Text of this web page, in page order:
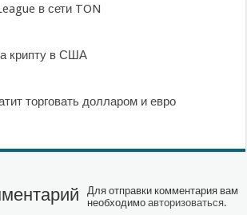
в сети TON
крипту в США
торговать долларом и евро
Для отправки комментария вам
необходимоавторизоваться.